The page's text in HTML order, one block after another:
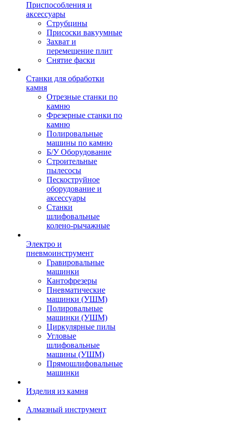
Приспособления и
аксессуары
Струбцины
Присоски вакуумные
Захват и
перемещение плит
Снятие фаски
Станки для обработки
камня
Отрезные станки по
камню
Фрезерные станки по
камню
Полировальные
машины по камню
Б/У Оборудование
Строительные
пылесосы
Пескоструйное
оборудование и
аксессуары
Станки
шлифовальные
колено-рычажные
Электро и
пневмоинструмент
Гравировальные
машинки
Кантофрезеры
Пневматические
машинки (УШМ)
Полировальные
машинки (УШМ)
Циркулярные пилы
Угловые
шлифовальные
машины (УШМ)
Прямошлифовальные
машинки
Изделия из камня
Алмазный инструмент